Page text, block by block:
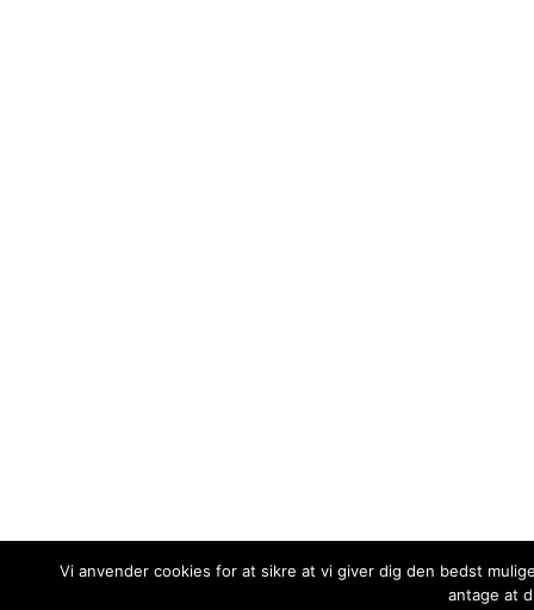
Vi anvender cookies for at sikre at vi giver dig den bedst
antage at